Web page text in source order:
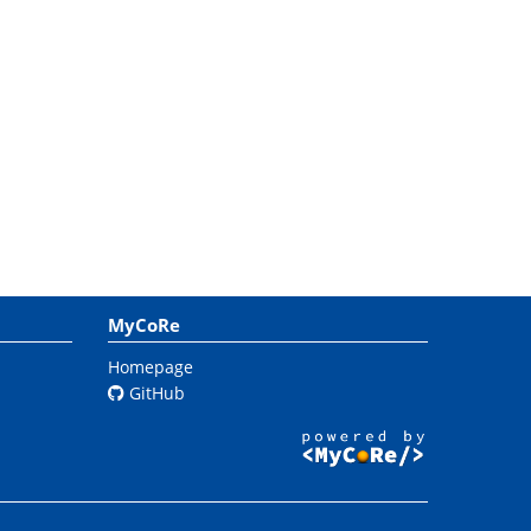
MyCoRe
Homepage
GitHub